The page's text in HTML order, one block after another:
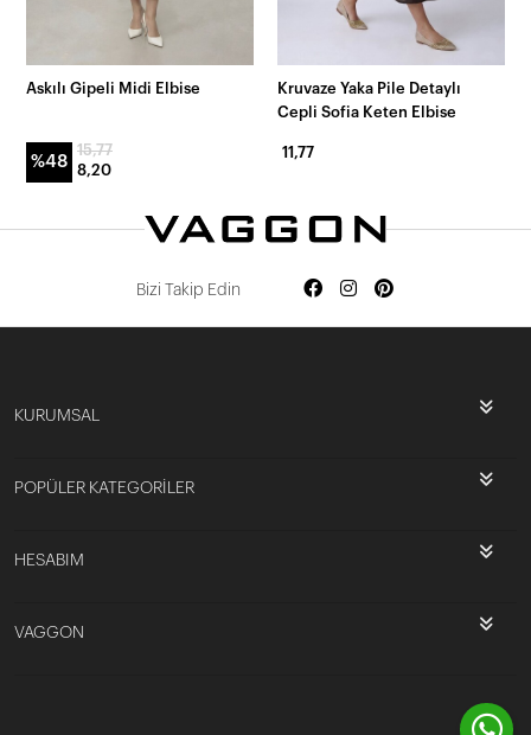
Askılı Gipeli Midi Elbise
%48
15,77
8,20
Kruvaze Yaka Pile Detaylı
Cepli Sofia Keten Elbise
11,77
Bizi Takip Edin
KURUMSAL
POPÜLER KATEGORİLER
HESABIM
VAGGON